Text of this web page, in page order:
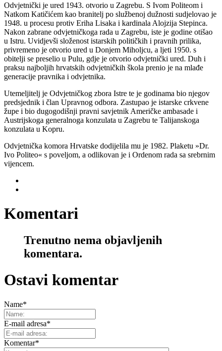
Odvjetnički je ured 1943. otvorio u Zagrebu. S Ivom Politeom i
Natkom Katičićem kao branitelj po službenoj dužnosti sudjelovao je
1948. u procesu protiv Eriha Lisaka i kardinala Alojzija Stepinca.
Nakon zabrane odvjetničkoga rada u Zagrebu, iste je godine otišao
u Istru. Uvidjevši složenost istarskih političkih i pravnih prilika,
privremeno je otvorio ured u Donjem Miholjcu, a ljeti 1950. s
obitelji se preselio u Pulu, gdje je otvorio odvjetnički ured. Duh i
praksu najboljih hrvatskih odvjetničkih škola prenio je na mlađe
generacije pravnika i odvjetnika.
Utemeljitelj je Odvjetničkog zbora Istre te je godinama bio njegov
predsjednik i član Upravnog odbora. Zastupao je istarske crkvene
župe i bio dugogodišnji pravni savjetnik Američke ambasade i
Austrijskoga generalnoga konzulata u Zagrebu te Talijanskoga
konzulata u Kopru.
Odvjetnička komora Hrvatske dodijelila mu je 1982. Plaketu »Dr.
Ivo Politeo« s poveljom, a odlikovan je i Ordenom rada sa srebrnim
vijencem.
Komentari
Trenutno nema objavljenih
komentara.
Ostavi komentar
Name*
E-mail adresa*
Komentar*